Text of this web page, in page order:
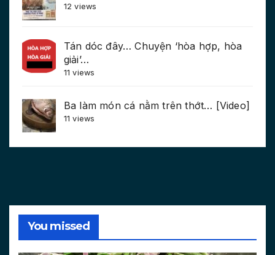
12 views
Tán dóc đây… Chuyện ‘hòa hợp, hòa
giải’…
11 views
Ba làm món cá nằm trên thớt… [Video]
11 views
You missed